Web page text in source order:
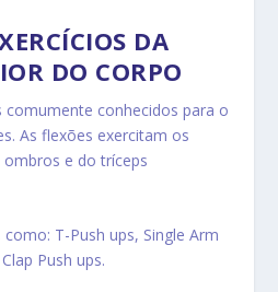
DA
DO CORPO
comumente conhecidos para o
As flexões exercitam os
e do tríceps
T-Push ups, Single Arm
Push ups.